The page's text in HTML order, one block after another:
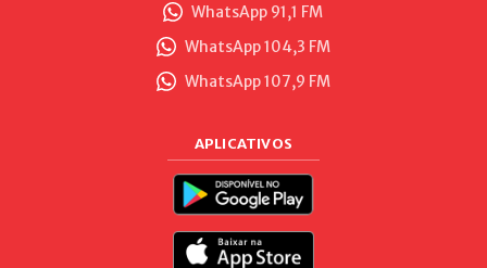
WhatsApp 91,1 FM
WhatsApp 104,3 FM
WhatsApp 107,9 FM
APLICATIVOS